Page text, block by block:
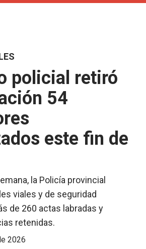
policial retiró
54
este fin de
la Policía provincial
viales y de seguridad
de 260 actas labradas y
retenidas.
2026